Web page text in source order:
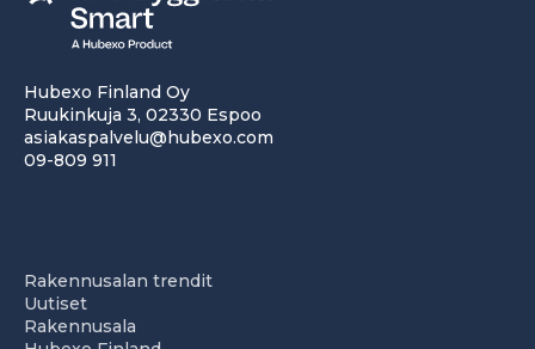
Hubexo Finland Oy
Ruukinkuja 3, 02330 Espoo
asiakaspalvelu@hubexo.com
09-809 911
Rakennusalan trendit
Uutiset
Rakennusala